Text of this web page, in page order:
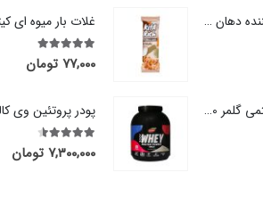
خمیردندان خوشبو کننده دهان پاستا دل کاپیتانو 75 میلی لیتر
صابون گیاهی گل ختمی گلمر 90 گرم
غلات بار میوه ای
5.00
out of 5
۷۷,۰۰۰ تومان
پودر پروتئین وی کاله 1800
۷,۳۰۰,۰۰۰ تومان